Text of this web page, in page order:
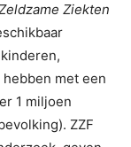
Ziekten
met een
1 miljoen
ZZF